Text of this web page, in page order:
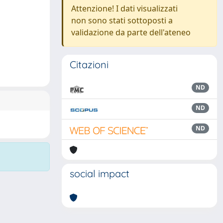
Attenzione! I dati visualizzati
non sono stati sottoposti a
validazione da parte dell'ateneo
Citazioni
ND
ND
ND
social impact